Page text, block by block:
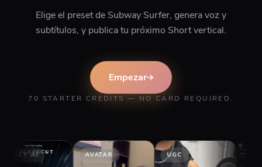
Elige el preset de Subway Surfer, genera voz y
subtítulos, y publica tu próximo Short vertical.
Empezar
70 STARTER CREDITS — NO CARD REQUIRED.
AVATAR GAMEPLAY